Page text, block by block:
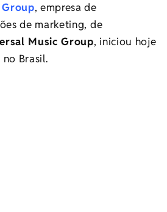
, empresa de
de marketing, de
Music Group, iniciou hoje
no Brasil.